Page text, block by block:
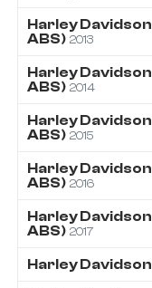
Harley Davidson
ABS) 2013
Harley Davidson
ABS) 2014
Harley Davidson
ABS) 2015
Harley Davidson
ABS) 2016
Harley Davidson
ABS) 2017
Harley Davidson